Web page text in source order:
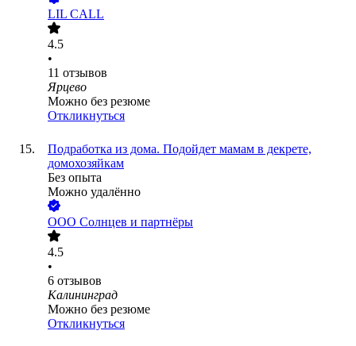
LIL CALL
4.5
•
11 отзывов
Ярцево
Можно без резюме
Откликнуться
Подработка из дома. Подойдет мамам в декрете,
домохозяйкам
Без опыта
Можно удалённо
ООО Солнцев и партнёры
4.5
•
6 отзывов
Калининград
Можно без резюме
Откликнуться